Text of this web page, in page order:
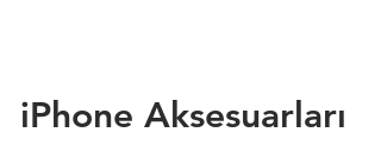
iPhone Aksesuarları